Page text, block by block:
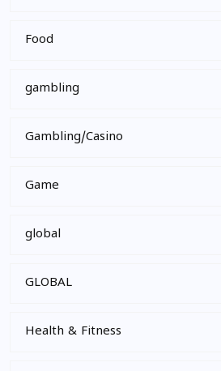
Food
gambling
Gambling/Casino
Game
global
GLOBAL
Health & Fitness